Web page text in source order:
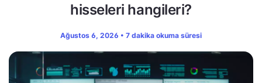
hisseleri hangileri?
Ağustos 6, 2026 • 7 dakika okuma süresi